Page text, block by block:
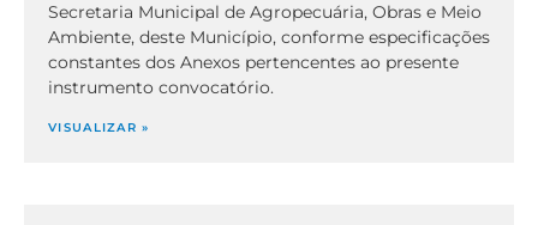
Secretaria Municipal de Agropecuária, Obras e Meio
Ambiente, deste Município, conforme especificações
constantes dos Anexos pertencentes ao presente
instrumento convocatório.
VISUALIZAR »